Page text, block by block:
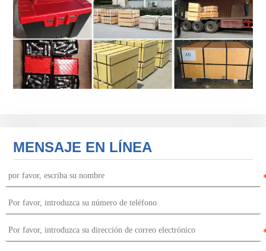
MENSAJE EN LÍNEA